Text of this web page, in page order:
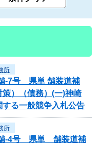
所
-7号 県単 舗装道補
）（債務）(一)神崎
る一般競争入札公告
所
舗-4号 県単 舗装道補